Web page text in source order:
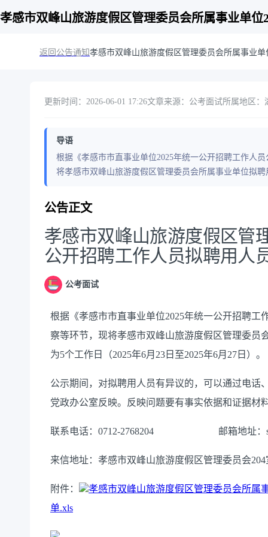
孝感市双峰山旅游度假区管理委员会所属事业单
返回公告通知孝感市双峰山旅游度假区管理委员会所属事业
更新时间：2026-06-01 17:26文章来源：公考面试所属地区：
导语
根据《孝感市市直事业单位2025年统一公开招聘工作人
将孝感市双峰山旅游度假区管理委员会所属事业单位拟
公告正文
孝感市双峰山旅游度假区管
公开招聘工作人员拟聘用人
公考面试
根据《孝感市市直事业单位2025年统一公开招聘工
察等环节，现将孝感市双峰山旅游度假区管理委员
为5个工作日（2025年6月 23 日至2025年6月 27 日）。
公示期间，对拟聘用人员有异议的，可以通过电话
党政办公室反映。反映问题要有事实依据和证据材
联系电话： 0712-2768204 邮箱地址：
来信地址：孝感市双峰山旅游度假区管理委员会204
附件：
孝感市双峰山旅游度假区管理委员会所属
单.xls